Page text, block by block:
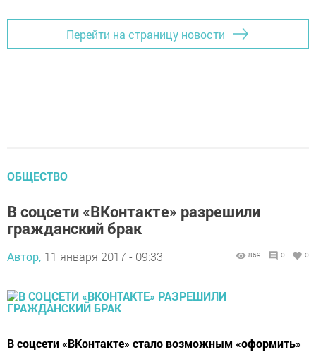
Перейти на страницу новости
ОБЩЕСТВО
В соцсети «ВКонтакте» разрешили
гражданский брак
Автор, 11 января 2017 - 09:33 869 0 0
В соцсети «ВКонтакте» стало возможным «оформить»